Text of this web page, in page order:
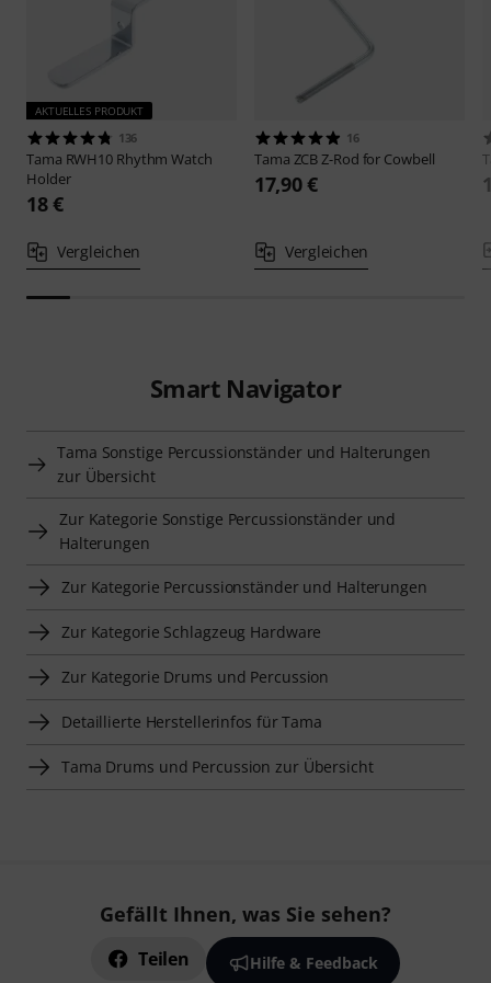
AKTUELLES PRODUKT
136
Tama RWH10 Rhythm Watch
Holder
18 €
Vergleichen
16
Tama ZCB Z-Rod for Cowbell
17,90 €
Vergleichen
Smart Navigator
Tama Sonstige Percussionständer und Halterungen
zur Übersicht
Zur Kategorie Sonstige Percussionständer und
Halterungen
Zur Kategorie Percussionständer und Halterungen
Zur Kategorie Schlagzeug Hardware
Zur Kategorie Drums und Percussion
Detaillierte Herstellerinfos für Tama
Tama Drums und Percussion zur Übersicht
Gefällt Ihnen, was Sie sehen?
Teilen Hilfe & Feedback